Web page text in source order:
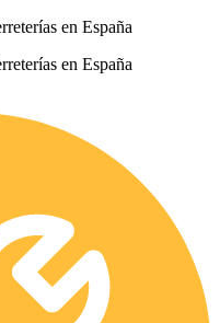
en España
en España